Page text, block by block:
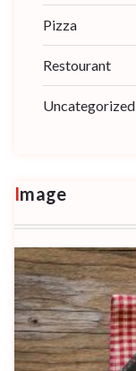
Pizza
Restourant
Uncategorized
Image